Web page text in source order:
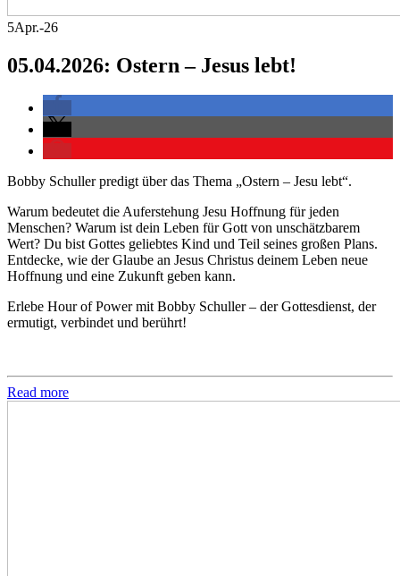
5Apr.-26
05.04.2026: Ostern – Jesus lebt!
Bobby Schuller predigt über das Thema „Ostern – Jesu lebt“.
Warum bedeutet die Auferstehung Jesu Hoffnung für jeden
Menschen? Warum ist dein Leben für Gott von unschätzbarem
Wert? Du bist Gottes geliebtes Kind und Teil seines großen Plans.
Entdecke, wie der Glaube an Jesus Christus deinem Leben neue
Hoffnung und eine Zukunft geben kann.
Erlebe Hour of Power mit Bobby Schuller – der Gottesdienst, der
ermutigt, verbindet und berührt!
Read more